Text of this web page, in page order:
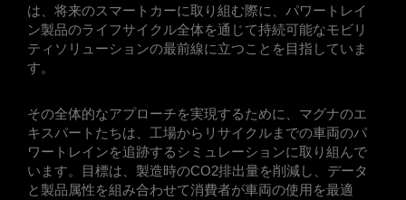
は、将来のスマートカーに取り組む際に、パワートレイ
ン製品のライフサイクル全体を通じて持続可能なモビリ
ティソリューションの最前線に立つことを目指していま
す。
その全体的なアプローチを実現するために、マグナのエ
キスパートたちは、工場からリサイクルまでの車両のパ
ワートレインを追跡するシミュレーションに取り組んで
います。目標は、製造時のCO2排出量を削減し、データ
と製品属性を組み合わせて消費者が車両の使用を最適